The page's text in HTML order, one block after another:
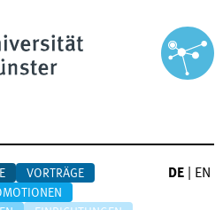
VORTRÄGE
DE EN